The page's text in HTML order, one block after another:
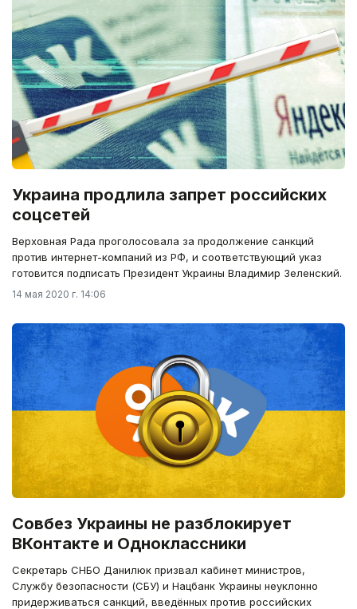
Украина продлила запрет российских
соцсетей
Верховная Рада проголосовала за продолжение санкций
против интернет-компаний из РФ, и соответствующий указ
готовится подписать Президент Украины Владимир Зеленский.
14 мая 2020 г. 14:06
Совбез Украины не разблокирует
ВКонтакте и Одноклассники
Секретарь СНБО Данилюк призвал кабинет министров,
Службу безопасности (СБУ) и Нацбанк Украины неуклонно
придерживаться санкций, введённых против российских